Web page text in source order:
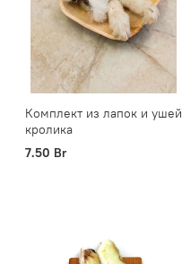
Комплект из лапок и ушей
кролика
7.50 Br